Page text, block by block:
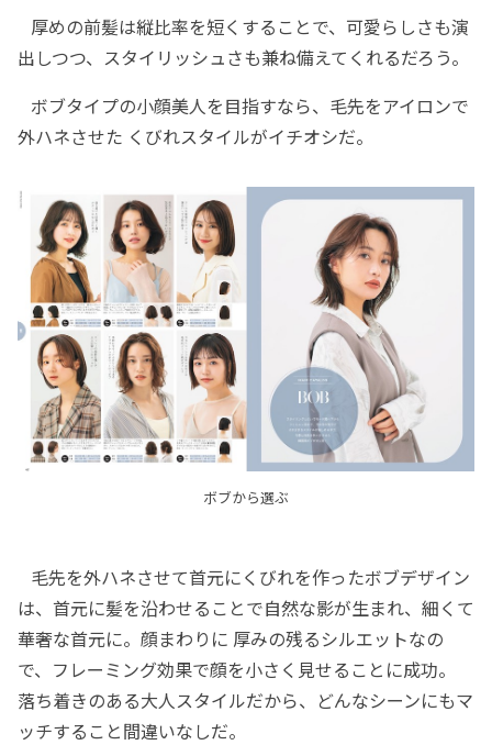
厚めの前髪は縦比率を短くすることで、可愛らしさも演
出しつつ、スタイリッシュさも兼ね備えてくれるだろう。
ボブタイプの小顔美人を目指すなら、毛先をアイロンで
外ハネさせた くびれスタイルがイチオシだ。
ボブから選ぶ
毛先を外ハネさせて首元にくびれを作ったボブデザイン
は、首元に髪を沿わせることで自然な影が生まれ、細くて
華奢な首元に。顔まわりに 厚みの残るシルエットなの
で、フレーミング効果で顔を小さく見せることに成功。
落ち着きのある大人スタイルだから、どんなシーンにもマ
ッチすること間違いなしだ。